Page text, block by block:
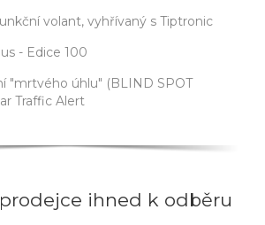
volant, vyhřívaný s Tiptronic
- Edice 100
"mrtvého úhlu" (BLIND SPOT
Traffic Alert
ihned k odběru